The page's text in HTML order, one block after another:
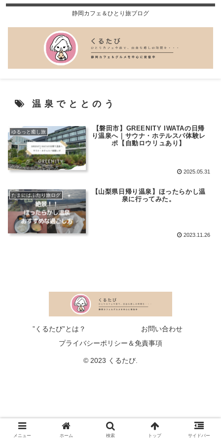
静岡カフェ＆ひとり旅ブログ
温泉でととのう
ゆるっと癒し旅
【磐田市】GREENITY IWATAの日帰
り温泉へ｜サウナ・ホテルスパ体験レ
ポ【自動ロウリュあり】
2025.05.31
たまにはふたり旅ログ
【山梨県日帰り温泉】ほったらかし温
泉に行ってみた。
2023.11.26
”くるたび”とは？
お問い合わせ
プライバシーポリシー＆免責事項
© 2023 くるたび.
メニュー ホーム 検索 トップ サイドバー